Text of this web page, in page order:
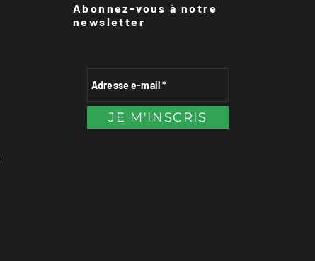
Abonnez-vous à notre
newsletter